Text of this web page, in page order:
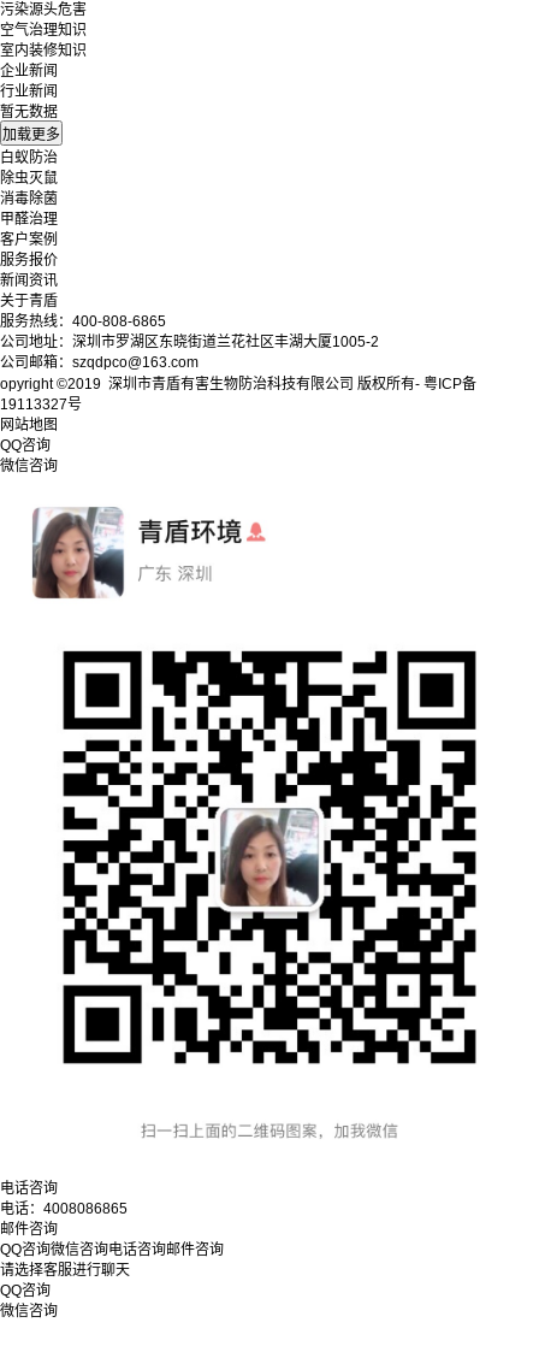
污染源头危害
空气治理知识
室内装修知识
企业新闻
行业新闻
暂无数据
白蚁防治
除虫灭鼠
消毒除菌
甲醛治理
客户案例
服务报价
新闻资讯
关于青盾
服务热线：400-808-6865
公司地址：深圳市罗湖区东晓街道兰花社区丰湖大厦1005-2
公司邮箱：szqdpco@163.com
opyright ©2019 深圳市青盾有害生物防治科技有限公司 版权所有- 粤ICP备
19113327号
网站地图
QQ咨询
微信咨询
电话咨询
电话： 4008086865
邮件咨询
QQ咨询微信咨询电话咨询邮件咨询
请选择客服进行聊天
QQ咨询
微信咨询